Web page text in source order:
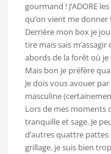
gourmand ! J’ADORE
qu’on vient me donner !
Derrière mon box je
tire mais sais
abords de la forêt où je
Mais bon je préfère
Je dois vous avouer
masculine
Lors de mes moments
tranquille et sage. Je
d’autres quattre pattes
grillage, je suis bien